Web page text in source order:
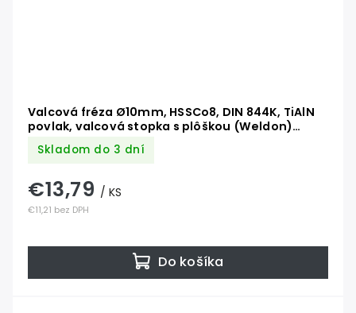
Valcová fréza Ø10mm, HSSCo8, DIN 844K, TiAlN
povlak, valcová stopka s plôškou (Weldon)
Skladom do 3 dní
€11,21 bez DPH
€13,79 / KS
Do košíka